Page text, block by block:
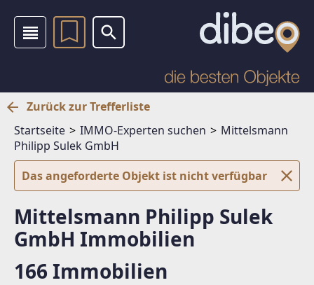
Zurück zur Trefferliste
Startseite
IMMO-Experten suchen
Mittelsmann
Philipp Sulek GmbH
Das angeforderte Objekt ist nicht verfügbar
Mittelsmann Philipp Sulek
GmbH Immobilien
166 Immobilien